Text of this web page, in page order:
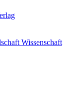
Wissenschaft